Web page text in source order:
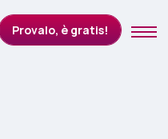
Provalo, è gratis!